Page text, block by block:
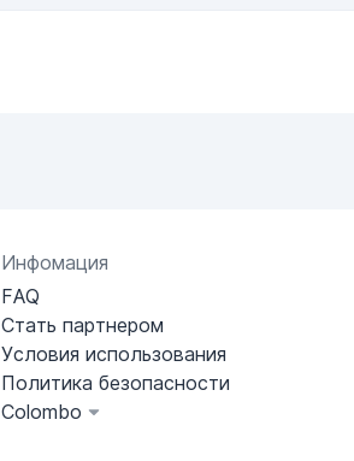
Инфомация
FAQ
Стать партнером
Условия использования
Политика безопасности
Colombo